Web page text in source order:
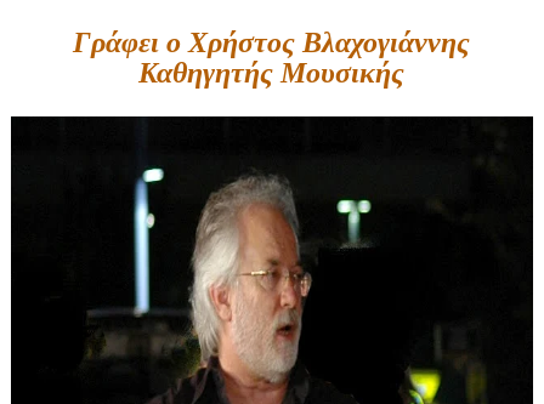
Γράφει ο Χρήστος Βλαχογιάννης
Καθηγητής Μουσικής